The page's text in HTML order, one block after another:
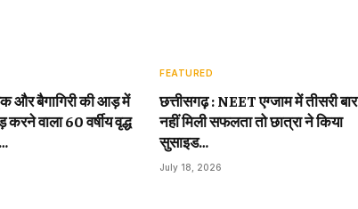
और बैगागिरी की आड़ में
वाला 60 वर्षीय वृद्ध
FEATURED
छत्तीसगढ़ : NEET एग्जाम में तीसरी बार
नहीं मिली सफलता तो छात्रा ने किया
सुसाइड…
July 18, 2026